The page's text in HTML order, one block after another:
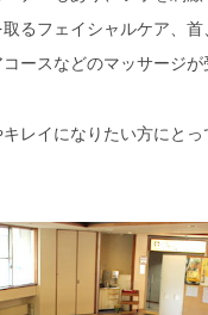
るフェイシャルケア、
ースなどのマッサージが
レイになりたい方にとっ